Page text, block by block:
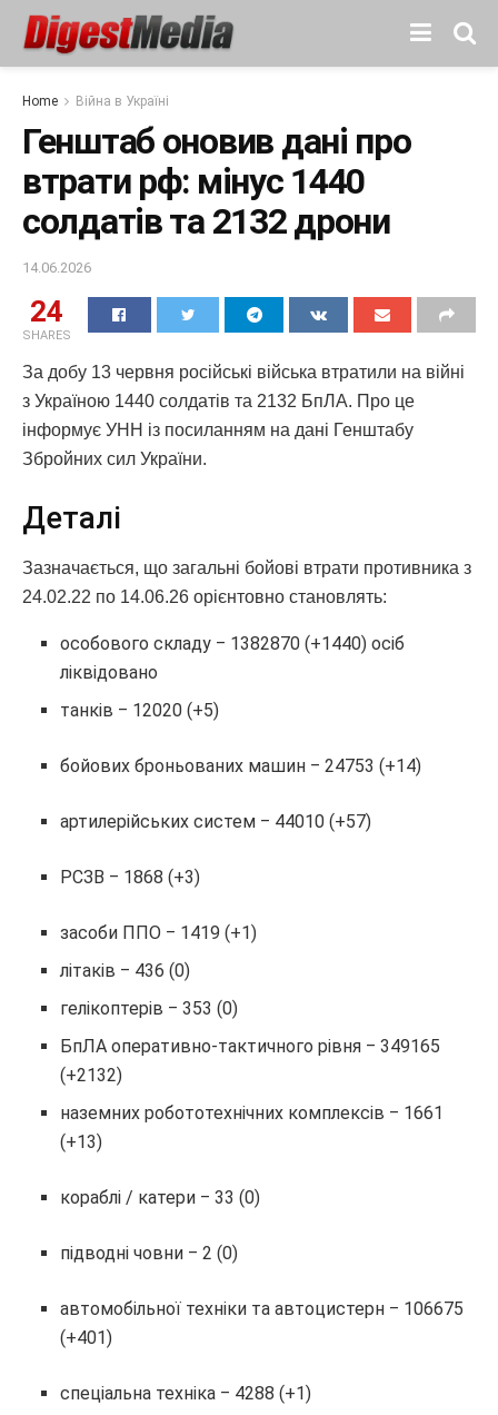
Home Війна в Україні
Генштаб оновив дані про
втрати рф: мінус 1440
солдатів та 2132 дрони
14.06.2026
24
SHARES
За добу 13 червня російські війська втратили на війні
з Україною 1440 солдатів та 2132 БпЛА. Про це
інформує УНН із посиланням на дані Генштабу
Збройних сил України.
Деталі
Зазначається, що загальні бойові втрати противника з
24.02.22 по 14.06.26 орієнтовно становлять:
особового складу ‒ 1382870 (+1440) осіб
ліквідовано
танків ‒ 12020 (+5)
бойових броньованих машин ‒ 24753 (+14)
артилерійських систем ‒ 44010 (+57)
РСЗВ ‒ 1868 (+3)
засоби ППО ‒ 1419 (+1)
літаків ‒ 436 (0)
гелікоптерів ‒ 353 (0)
БпЛА оперативно-тактичного рівня ‒ 349165
(+2132)
наземних робототехнічних комплексів ‒ 1661
(+13)
кораблі / катери ‒ 33 (0)
підводні човни ‒ 2 (0)
автомобільної техніки та автоцистерн ‒ 106675
(+401)
спеціальна техніка ‒ 4288 (+1)